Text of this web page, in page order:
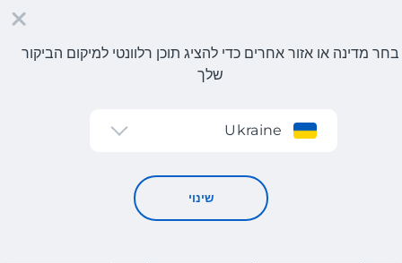
בחר מדינה או אזור אחרים כדי להציג תוכן רלוונטי למיקום הביקור
שלך
Ukraine
שינוי
קטלוג חנויות
קטלוג חנויות